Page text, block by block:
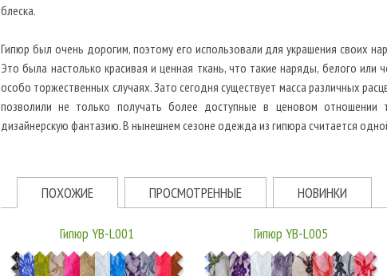
блеска.
Гипюр был очень дорогим, поэтому его использовали для украшения своих
Это была настолько красивая и ценная ткань, что такие наряды, белого или
особо торжественных случаях. Зато сегодня существует масса различных
позволили не только получать более доступные в ценовом отношении
дизайнерскую фантазию. В нынешнем сезоне одежда из гипюра считается
ПОХОЖИЕ ПРОСМОТРЕННЫЕ НОВИНКИ
Гипюр YB-L001 Гипюр YB-L005